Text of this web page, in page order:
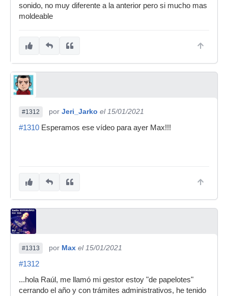
sonido, no muy diferente a la anterior pero si mucho mas
moldeable
#1312 por Jeri_Jarko el 15/01/2021
#1310 Esperamos ese vídeo para ayer Max!!!
#1313 por Max el 15/01/2021
#1312
...hola Raúl, me llamó mi gestor estoy "de papelotes"
cerrando el año y con trámites administrativos, he tenido